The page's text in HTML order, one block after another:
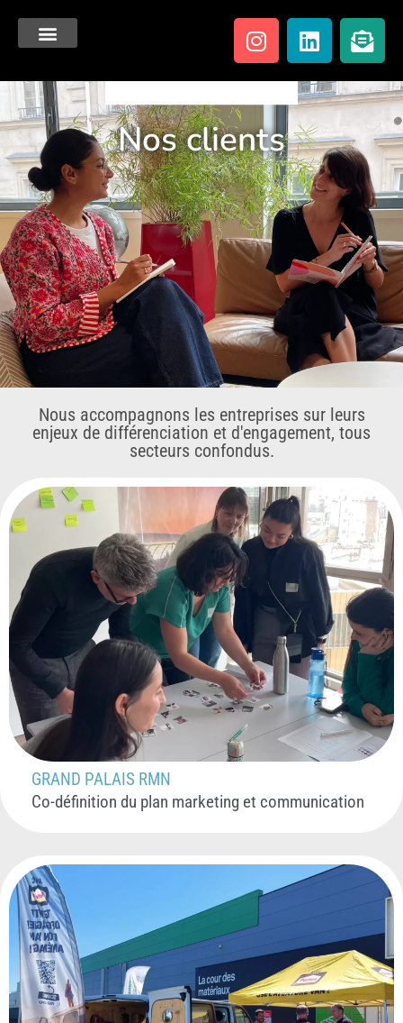
Nos clients
Nous accompagnons les entreprises sur leurs
enjeux de différenciation et d'engagement, tous
secteurs confondus.
GRAND PALAIS RMN
Co-définition du plan marketing et communication